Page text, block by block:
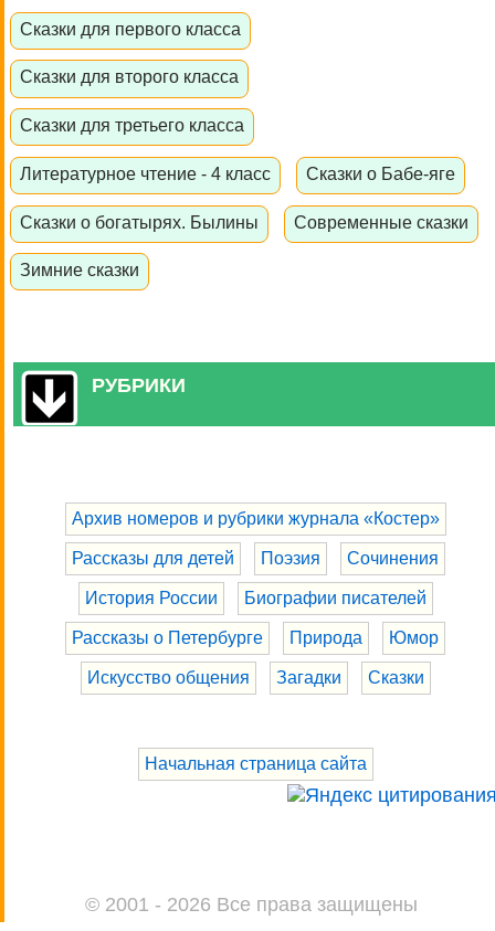
Сказки для первого класса
Сказки для второго класса
Сказки для третьего класса
Литературное чтение - 4 класс Сказки о Бабе-яге
Сказки о богатырях. Былины Современные сказки
Зимние сказки
РУБРИКИ
Архив номеров и рубрики журнала «Костер»
Рассказы для детей Поэзия Сочинения
История России Биографии писателей
Рассказы о Петербурге Природа Юмор
Искусство общения Загадки Сказки
Начальная страница сайта
© 2001 - 2026 Все права защищены